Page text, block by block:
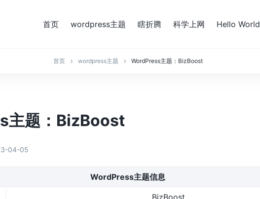
首页 wordpress主题 瞎折腾 科学上网 Hello World
首页 wordpress主题 WordPress主题：BizBoost
主题：BizBoost
04-05
WordPress主题信息
BizBoost